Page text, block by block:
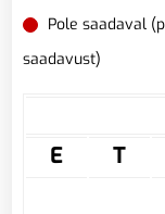
Pole saadaval
saadavust)
E T